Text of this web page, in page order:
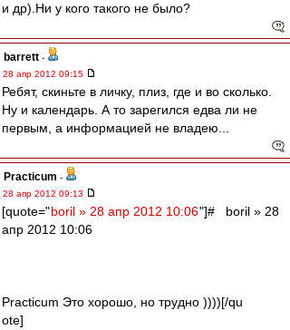
и др).Ни у кого такого не было?
barrett -
28 апр 2012 09:15
Ребят, скиньте в личку, плиз, где и во сколько.
Ну и календарь. А то зарегился едва ли не
первым, а информацией не владею...
Practicum -
28 апр 2012 09:13
[quote="boril » 28 апр 2012 10:06"]# boril » 28
апр 2012 10:06
Practicum Это хорошо, но трудно ))))[/qu
ote]